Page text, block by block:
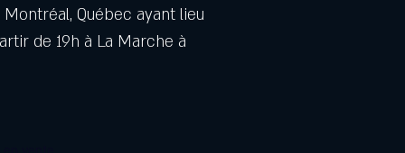
Québec ayant lieu
de 19h à La Marche à